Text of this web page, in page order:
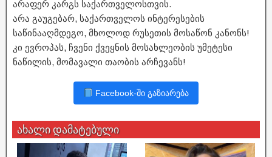
არაფერ კარგს საქართველოსთვის.
არა გაუგებარ, საქართველოს ინტერესების
საწინააღმდეგო, მხოლოდ რუსეთის მოსაწონ კანონს!
კი ევროპას, ჩვენი ქვეყნის მოსახლეობის უმეტესი
ნაწილის, მომავალი თაობის არჩევანს!
Facebook-ში გაზიარება
ახალი დამატებული